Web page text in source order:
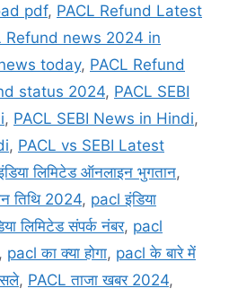
pdf, PACL Refund Latest
Refund news 2024 in
today, PACL Refund
status 2024, PACL SEBI
, PACL SEBI News in Hindi,
, PACL vs SEBI Latest
लिमिटेड ऑनलाइन भुगतान,
तिथि 2024, pacl इंडिया
लिमिटेड संपर्क नंबर, pacl
pacl का क्या होगा, pacl के बारे में
, PACL ताजा खबर 2024,